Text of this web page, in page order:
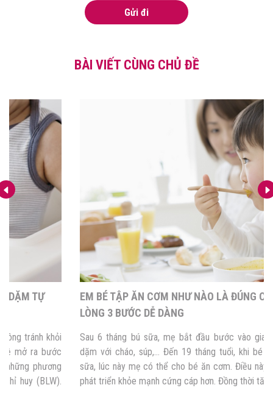
Gửi đi
BÀI VIẾT CÙNG CHỦ ĐỀ
EM BÉ TẬP ĂN CƠM NHƯ NÀO LÀ ĐÚNG CÁCH? NẰM
LÒNG 3 BƯỚC DỄ DÀNG
Sau 6 tháng bú sữa, mẹ bắt đầu bước vào giai đoạn cho bé ăn
dặm với cháo, súp,… Đến 19 tháng tuổi, khi bé có 16 chiếc răng
sữa, lúc này mẹ có thể cho bé ăn cơm. Điều này đảm bảo cho bé
phát triển khỏe mạnh cứng cáp hơn. Đồng thời tăng […]